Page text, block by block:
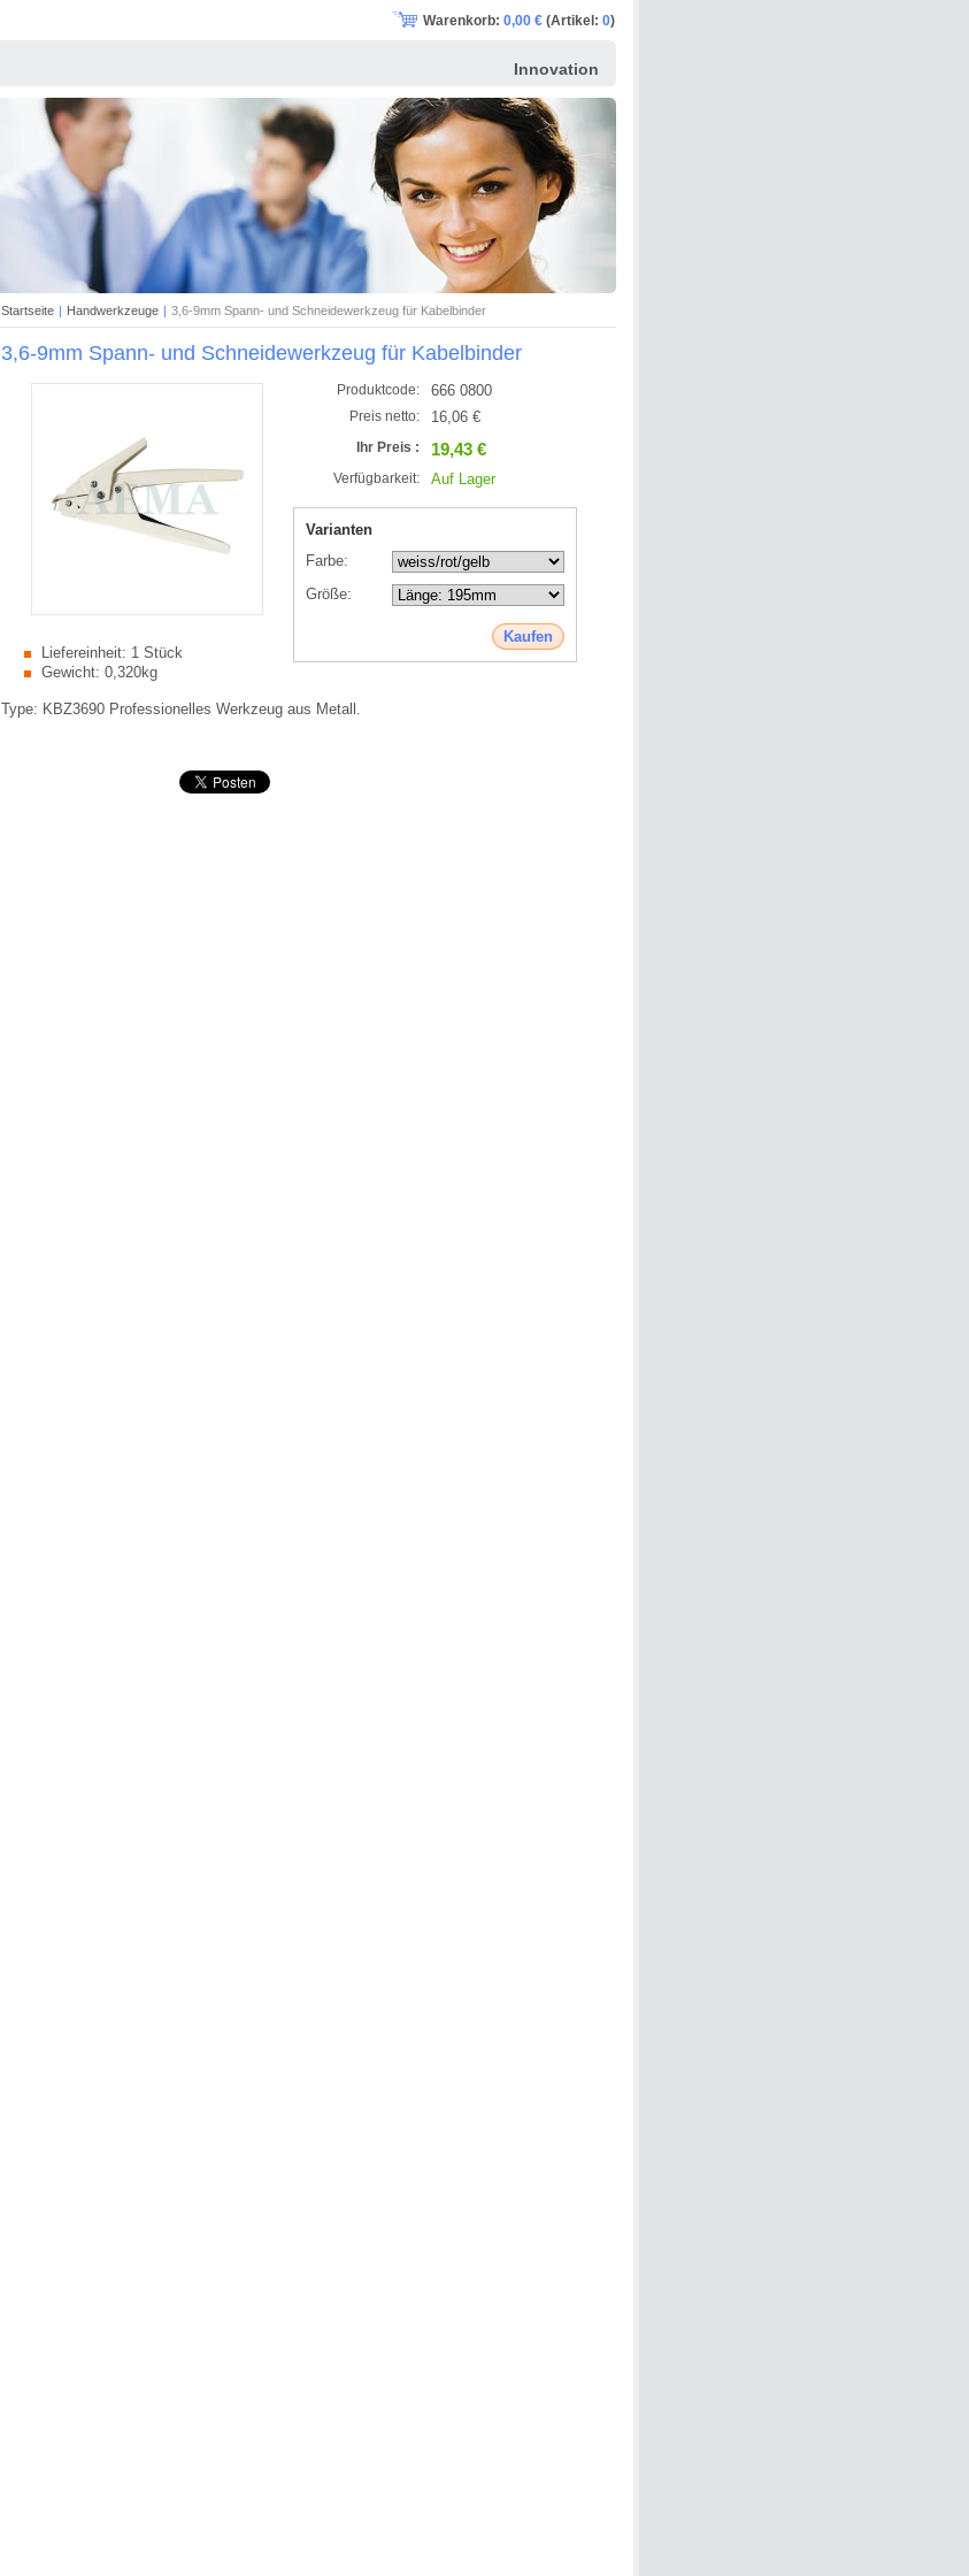
Innovation
Startseite | Handwerkzeuge | 3,6-9mm Spann- und Schneidewerkzeug für Kabelbinder
3,6-9mm Spann- und Schneidewerkzeug für Kabelbinder
Liefereinheit: 1 Stück
Gewicht: 0,320kg
Produktcode: 666 0800
Preis netto: 16,06 €
Ihr Preis : 19,43 €
Verfügbarkeit: Auf Lager
Varianten
Farbe:
Größe:
Kaufen
Type: KBZ3690 Professionelles Werkzeug aus Metall.
Warenkorb: 0,00 € (Artikel: 0)